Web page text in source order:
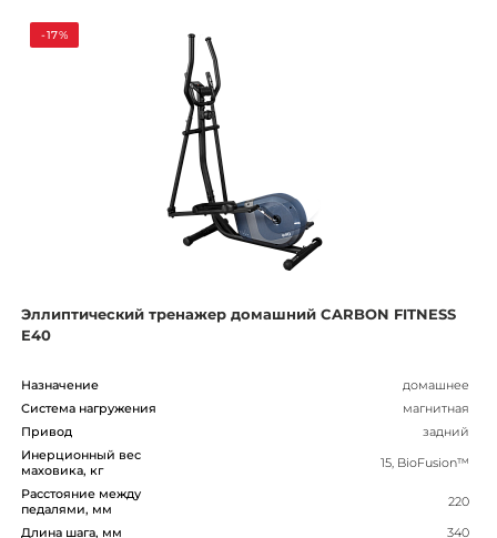
-17%
Эллиптический тренажер домашний CARBON FITNESS
E40
Назначение
домашнее
Система нагружения
магнитная
Привод
задний
Инерционный вес
маховика, кг
15, BioFusion™
Расстояние между
педалями, мм
220
Длина шага, мм
340